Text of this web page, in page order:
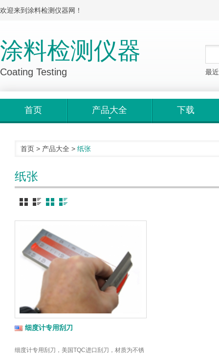
欢迎来到涂料检测仪器网！
涂料检测仪器
Coating Testing 最
首页 产品大全 下载
首页 > 产品大全 > 纸张
纸张
细度计专用刮刀
细度计专用刮刀，美国TQC进口刮刀，材质为不锈